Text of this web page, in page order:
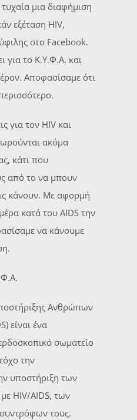
μια διαφήμιση
εξέταση HIV,
στο Facebook.
για το Κ.Υ.Φ.Α. και
Αποφασίσαμε ότι
για τον HIV και
ακόμα
κάτι που
από το να μπουν
κάνουν. Με αφορμή
κατά του AIDS την
να κάνουμε
Ανθρώπων
είναι ένα
σωματείο
την
υποστήριξη των
HIV/AIDS, των
τους.